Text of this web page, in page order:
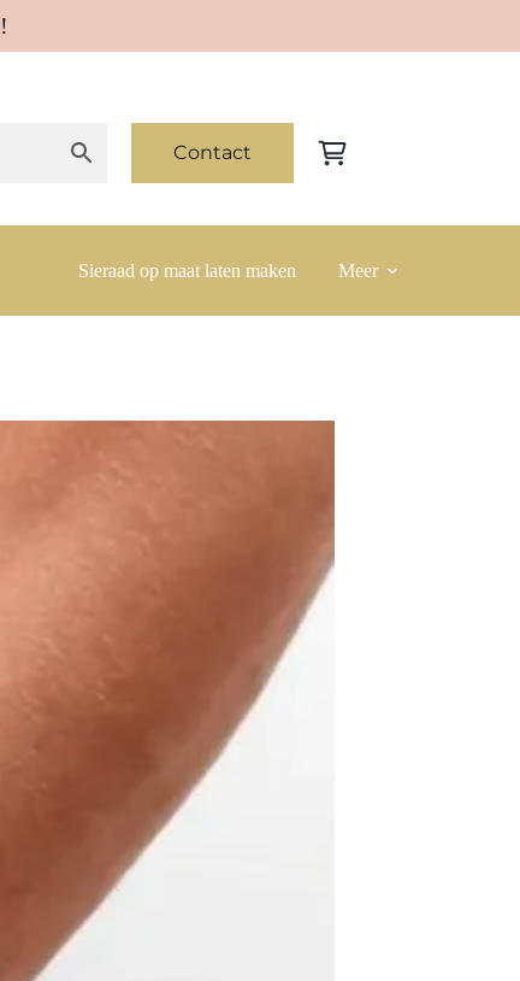
!
Contact Winkelwagen
Sieraad op maat laten maken Meer